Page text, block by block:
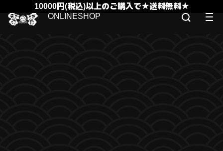
10000円(税込)以上のご購入で★送料無料★
ONLINESHOP